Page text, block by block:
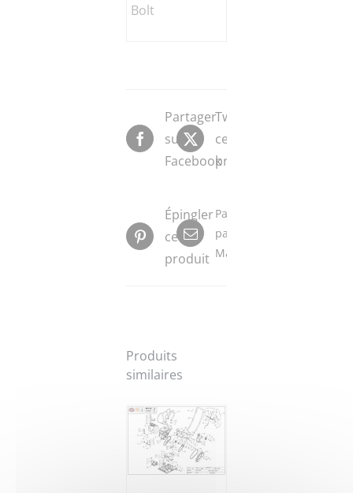
Bolt
Partager
sur
Facebook
Tweeter
ce
produit
Épingler
ce
produit
Partager
par
Mail
Produits
similaires